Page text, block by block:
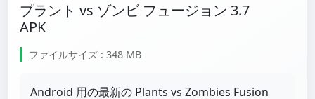
プラント vs ゾンビ フュージョン 3.7
APK
ファイルサイズ : 348 MB
Android 用の最新の Plants vs Zombies Fusion